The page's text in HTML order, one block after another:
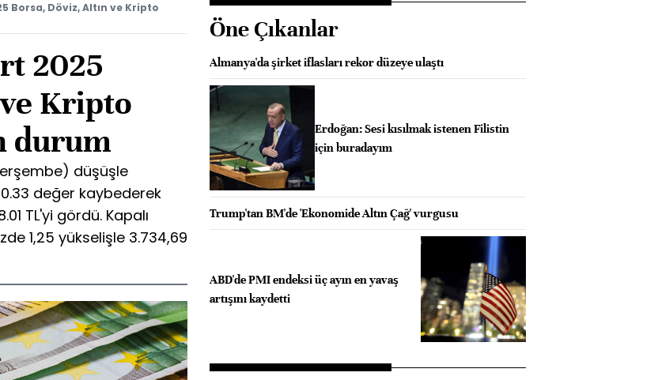
Borsa, Döviz, Altın ve Kripto
2025
Kripto
durum
düşüşle
değer kaybederek
TL'yi gördü. Kapalı
1,25 yükselişle 3.734,69
Öne Çıkanlar
Almanya'da şirket iflasları rekor düzeye ulaştı
Erdoğan: Sesi kısılmak istenen Filistin
için buradayım
Trump'tan BM'de 'Ekonomide Altın Çağ' vurgusu
ABD'de PMI endeksi üç ayın en yavaş
artışını kaydetti